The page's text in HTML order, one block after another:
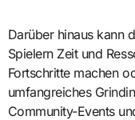
Darüber hinaus kann
Spielern Zeit und
Fortschritte machen
umfangreiches
Community-Events